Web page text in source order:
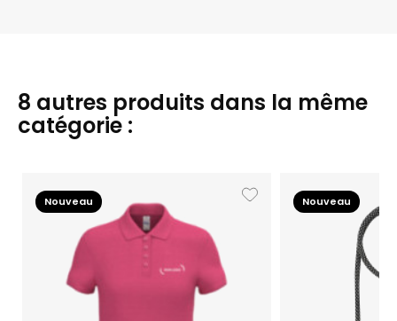
8 autres produits dans la même
catégorie :
Nouveau Nouveau